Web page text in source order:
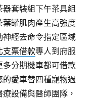
套裝組下午茶具組
罐肌肉產生高強度
神經去命令指定區域
支票借款專人到府服
分期機車都可借款
愛車替四種寵物過
療設備與醫師團隊，